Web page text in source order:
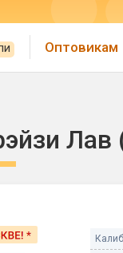
и
Оптовикам
Лав